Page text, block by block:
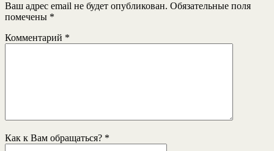
Ваш адрес email не будет опубликован. Обязательные поля
помечены *
Комментарий *
Как к Вам обращаться? *